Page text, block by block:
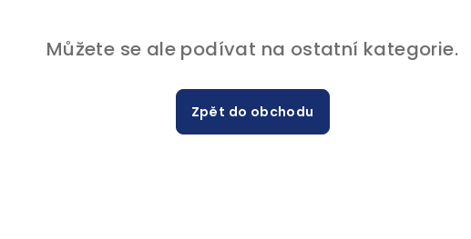
Můžete se ale podívat na ostatní kategorie.
Zpět do obchodu